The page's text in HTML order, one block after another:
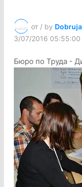
от / by
3/07/2016 05:55:00
Бюро по Труда -